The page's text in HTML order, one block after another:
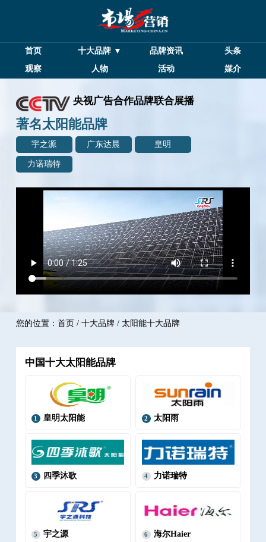
首页 十大品牌 ▼ 品牌资讯
头条
观察
人物 活动 媒介
央视广告合作品牌联合展播
著名太阳能品牌
宇之源 广东达晨 皇明
力诺瑞特
您的位置： 首页/ 十大品牌/ 太阳能十大品牌
中国十大太阳能品牌
1 皇明太阳能 2 太阳雨
3 四季沐歌 4 力诺瑞特
5 宇之源 6 海尔Haier